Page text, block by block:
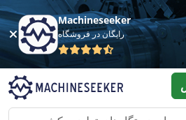
Machineseeker
رایگان در فروشگاه